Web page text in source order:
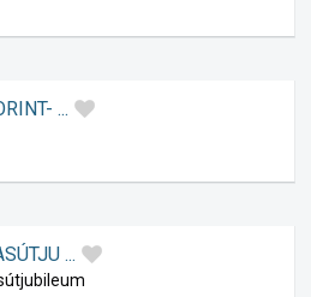
...
...